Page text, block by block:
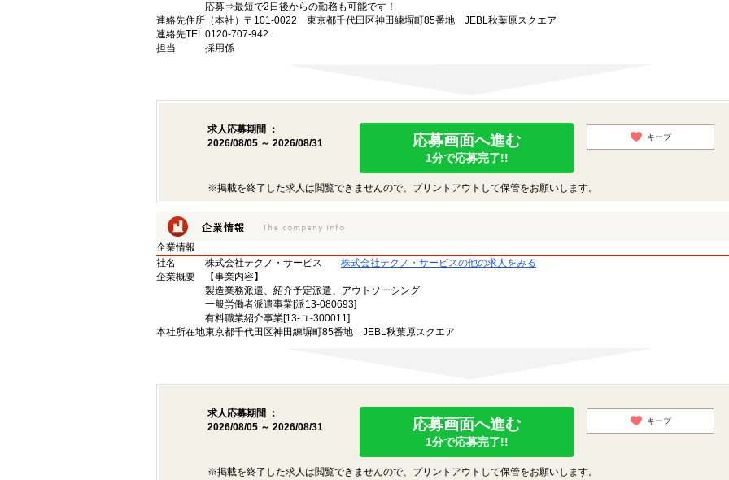
応募⇒最短で2日後からの勤務も可能です！
連絡先住所 （本社）〒101-0022 東京都千代田区神田練塀町85番地 JEBL秋葉原スクエア
連絡先TEL0120-707-942
担当
採用係
求人応募期間 ：
2026/08/05 ～ 2026/08/31
応募画面へ進む
1分で応募完了!!
キープ
※掲載を終了した求人は閲覧できませんので、プリントアウトして保管をお願いします。
企業情報
社名
株式会社テクノ・サービス
株式会社テクノ・サービスの他の求人をみる
企業概要
【事業内容】
製造業務派遣、紹介予定派遣、アウトソーシング
一般労働者派遣事業[派13-080693]
有料職業紹介事業[13-ユ-300011]
本社所在地東京都千代田区神田練塀町85番地 JEBL秋葉原スクエア
求人応募期間 ：
2026/08/05 ～ 2026/08/31
応募画面へ進む
1分で応募完了!!
キープ
※掲載を終了した求人は閲覧できませんので、プリントアウトして保管をお願いします。